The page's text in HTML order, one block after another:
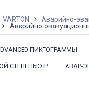
VARTON Аварийно-
Аварийно-
ПИКТОГРАММЫ
СТЕПЕНЬЮ IP АВАР-